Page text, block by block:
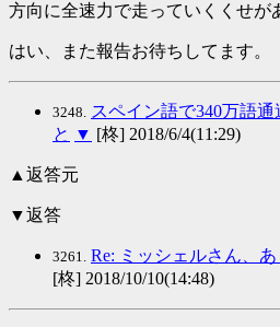
方向に全速力で走っていくくせが
はい、また報告お待ちしてます。
3248. スペイン語で340万語
と ▼ [柊] 2018/6/4(11:29)
▲返答元
▼返答
3261. Re: ミッシェルさん、
[柊] 2018/10/10(14:48)